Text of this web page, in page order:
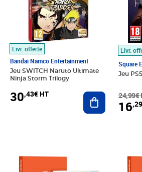
Livr. offerte
Bandai Namco Entertainment
Jeu SWITCH Naruto Ultimate
Ninja Storm Trilogy
30,43€ HT Ajouter au
Livr.
Square
Jeu
24,99€
16